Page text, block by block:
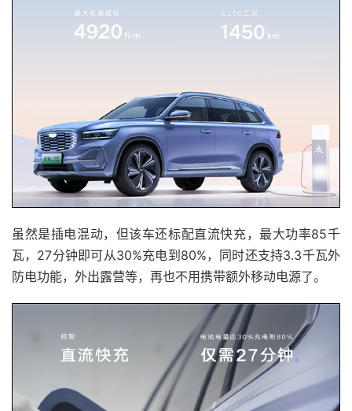
虽然是插电混动，但该车还标配直流快充，最大功率85千
瓦，27分钟即可从30%充电到80%，同时还支持3.3千瓦外
防电功能，外出露营等，再也不用携带额外移动电源了。